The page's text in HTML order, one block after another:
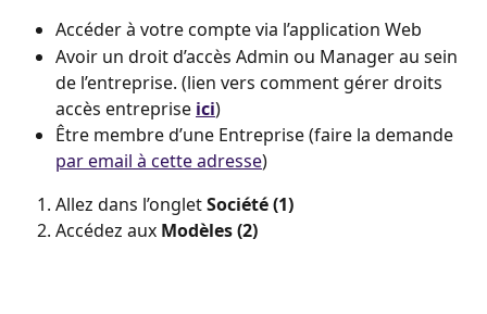
Accéder à votre compte via l’application Web
Avoir un droit d’accès Admin ou Manager au sein
de l’entreprise. (lien vers comment gérer droits
accès entreprise ici)
Être membre d’une Entreprise (faire la demande
par email à cette adresse)
Allez dans l’onglet Société (1)
Accédez aux Modèles (2)